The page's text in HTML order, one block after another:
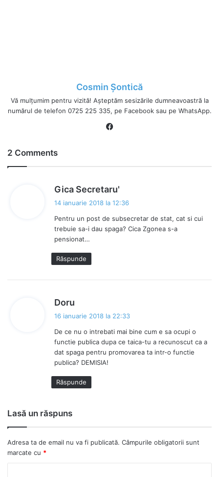
Cosmin Șontică
Vă mulțumim pentru vizită! Așteptăm sesizările dumneavoastră la
numărul de telefon 0725 225 335, pe Facebook sau pe WhatsApp.
2 Comments
Gica Secretaru'
n
e
14 ianuarie 2018 la 12:36
Pentru un post de subsecretar de stat, cat si cui
trebuie sa-i dau spaga? Cica Zgonea s-a
pensionat…
Răspunde
Doru
n
e
:
16 ianuarie 2018 la 22:33
De ce nu o intrebati mai bine cum e sa ocupi o
functie publica dupa ce taica-tu a recunoscut ca a
dat spaga pentru promovarea ta intr-o functie
publica? DEMISIA!
Răspunde
Lasă un răspuns
Adresa ta de email nu va fi publicată. Câmpurile obligatorii sunt
marcate cu *